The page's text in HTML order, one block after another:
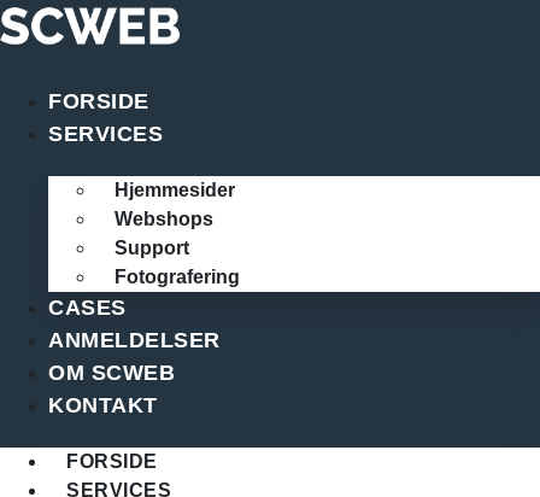
Videre
til
FORSIDE
SERVICES
Hjemmesider
Webshops
Support
Fotografering
CASES
ANMELDELSER
OM SCWEB
KONTAKT
FORSIDE
SERVICES